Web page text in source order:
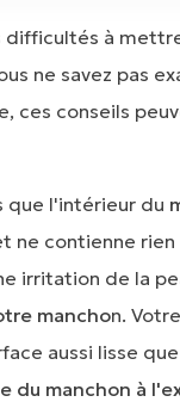
difficultés à
ne savez pas
ces conseils
que l'intérieur du
ne contienne rien
irritation de la
manchon.
aussi lisse
du manchon à